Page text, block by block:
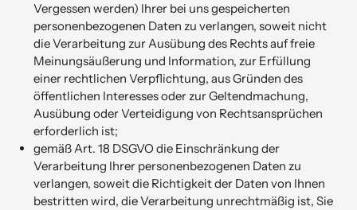
Vergessen werden) Ihrer bei uns gespeicherten
personenbezogenen Daten zu verlangen, soweit nicht
die Verarbeitung zur Ausübung des Rechts auf freie
Meinungsäußerung und Information, zur Erfüllung
einer rechtlichen Verpflichtung, aus Gründen des
öffentlichen Interesses oder zur Geltendmachung,
Ausübung oder Verteidigung von Rechtsansprüchen
erforderlich ist;
gemäß Art. 18 DSGVO die Einschränkung der
Verarbeitung Ihrer personenbezogenen Daten zu
verlangen, soweit die Richtigkeit der Daten von Ihnen
bestritten wird, die Verarbeitung unrechtmäßig ist, Sie